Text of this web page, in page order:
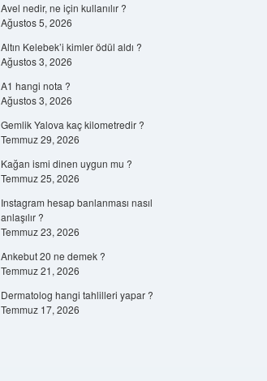
Avel nedir, ne için kullanılır ?
Ağustos 5, 2026
Altın Kelebek’i kimler ödül aldı ?
Ağustos 3, 2026
A1 hangi nota ?
Ağustos 3, 2026
Gemlik Yalova kaç kilometredir ?
Temmuz 29, 2026
Kağan ismi dinen uygun mu ?
Temmuz 25, 2026
Instagram hesap banlanması nasıl
anlaşılır ?
Temmuz 23, 2026
Ankebut 20 ne demek ?
Temmuz 21, 2026
Dermatolog hangi tahlilleri yapar ?
Temmuz 17, 2026